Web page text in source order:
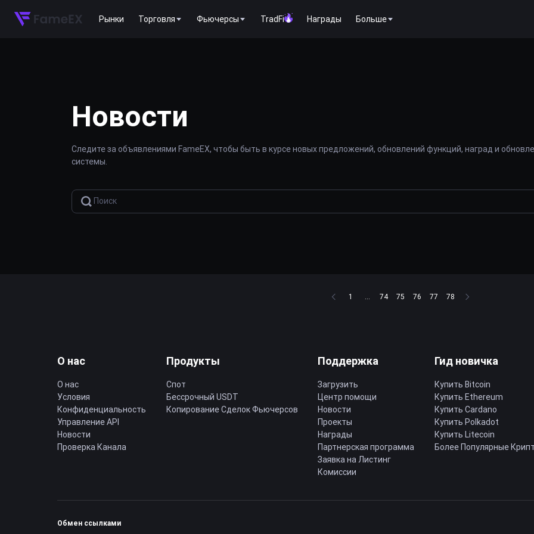
Рынки Торговля Фьючерсы TradFi Награды Больше
Новости
Следите за объявлениями FameEX, чтобы быть в курсе новых предложений, обновлений функций, наград и
системы.
1 ... 74 75 76 77 78
О нас
О нас
Условия
Конфиденциальность
Управление API
Новости
Проверка Канала
Продукты
Спот
Бессрочный USDT
Копирование Cделок Фьючерсов
Поддержка
Загрузить
Центр помощи
Новости
Проекты
Награды
Партнерская программа
Заявка на Листинг
Комиссии
Гид новичка
Купить Bitcoin
Купить Ethereum
Купить Cardano
Купить Polkadot
Купить Litecoin
Более Популярные
Обмен ссылками